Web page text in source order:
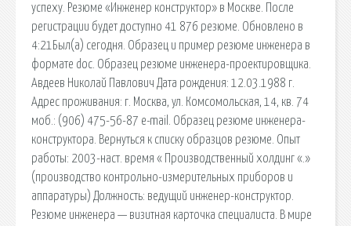
успеху. Резюме «Инженер конструктор» в Москве. После
регистрации будет доступно 41 876 резюме. Обновлено в
4:21Был(а) сегодня. Образец и пример резюме инженера в
формате doc. Образец резюме инженера-проектировщика.
Авдеев Николай Павлович Дата рождения: 12.03.1988 г.
Адрес проживания: г. Москва, ул. Комсомольская, 14, кв. 74
моб.: (906) 475-56-87 e-mail. Образец резюме инженера-
конструктора. Вернуться к списку образцов резюме. Опыт
работы: 2003-наст. время « Производственный холдинг «.»
(производство контрольно-измерительных приборов и
аппаратуры) Должность: ведущий инженер-конструктор.
Резюме инженера — визитная карточка специалиста. В мире